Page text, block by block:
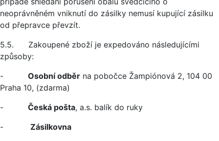
neoprávněném vniknutí do zásilky nemusí kupující zásilku
od přepravce převzít.
5.5. Zakoupené zboží je expedováno následujícími
způsoby:
- Osobní odběr na pobočce Žampiónová 2, 104 00
Praha 10, (zdarma)
- Česká pošta, a.s. balík do ruky
- Zásilkovna